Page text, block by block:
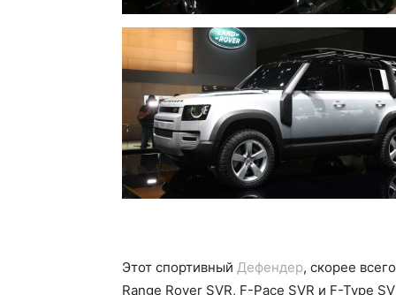
Этот спортивный Дефендер, скорее
Range Rover SVR, F-Pace SVR и F-Type